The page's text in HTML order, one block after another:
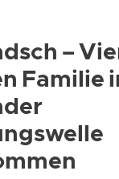
–
Familie